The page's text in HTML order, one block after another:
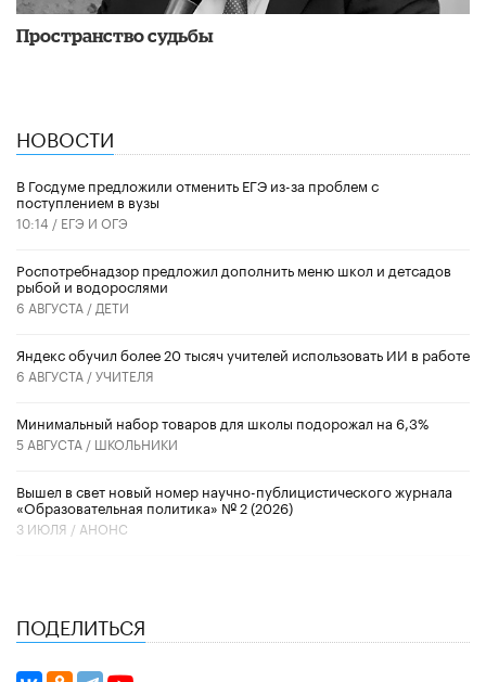
Пространство судьбы
НОВОСТИ
В Госдуме предложили отменить ЕГЭ из-за проблем с
поступлением в вузы
10:14 / ЕГЭ И ОГЭ
Роспотребнадзор предложил дополнить меню школ и детсадов
рыбой и водорослями
6 АВГУСТА / ДЕТИ
​Яндекс обучил более 20 тысяч учителей использовать ИИ в работе
6 АВГУСТА /УЧИТЕЛЯ
Минимальный набор товаров для школы подорожал на 6,3%
5 АВГУСТА / ШКОЛЬНИКИ
Вышел в свет новый номер научно-публицистического журнала
«Образовательная политика» № 2 (2026)
3 ИЮЛЯ / АНОНС
ПОДЕЛИТЬСЯ